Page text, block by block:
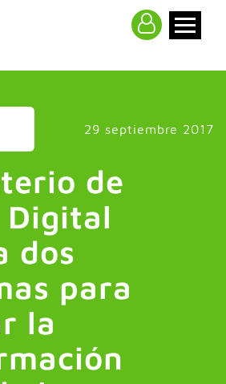
29 septiembre 2017
de
Digital
dos
para
la